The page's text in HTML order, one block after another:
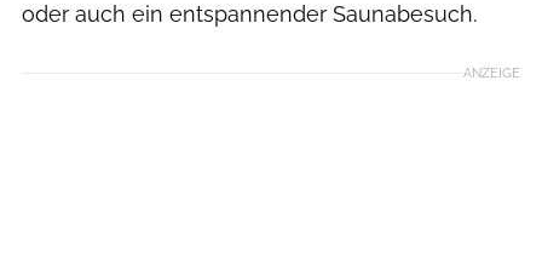
oder auch ein entspannender Saunabesuch.
ANZEIGE